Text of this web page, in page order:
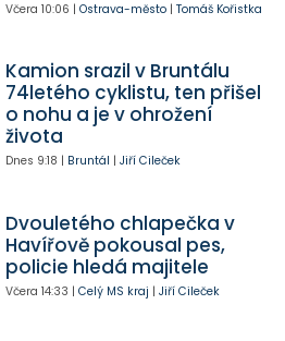
Včera 10:06 | Ostrava-město| Tomáš Kořistka
Kamion srazil v Bruntálu
74letého cyklistu, ten přišel
o nohu a je v ohrožení
života
Dnes 9:18 | Bruntál | Jiří Cileček
Dvouletého chlapečka v
Havířově pokousal pes,
policie hledá majitele
Včera 14:33 | Celý MS kraj | Jiří Cileček